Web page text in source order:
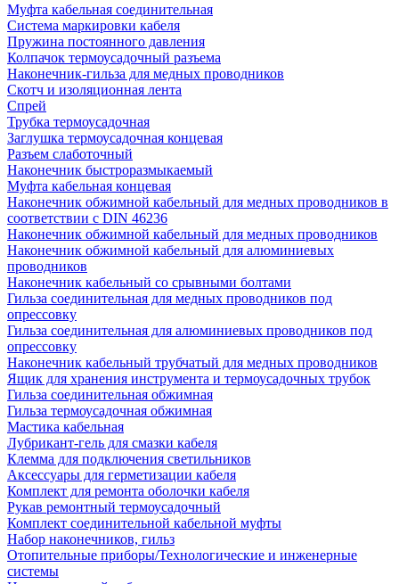
Муфта кабельная соединительная
Система маркировки кабеля
Пружина постоянного давления
Колпачок термоусадочный разъема
Наконечник-гильза для медных проводников
Скотч и изоляционная лента
Спрей
Трубка термоусадочная
Заглушка термоусадочная концевая
Разъем слаботочный
Наконечник быстроразмыкаемый
Муфта кабельная концевая
Наконечник обжимной кабельный для медных проводников в
соответствии с DIN 46236
Наконечник обжимной кабельный для медных проводников
Наконечник обжимной кабельный для алюминиевых
проводников
Наконечник кабельный со срывными болтами
Гильза соединительная для медных проводников под
опрессовку
Гильза соединительная для алюминиевых проводников под
опрессовку
Наконечник кабельный трубчатый для медных проводников
Ящик для хранения инструмента и термоусадочных трубок
Гильза соединительная обжимная
Гильза термоусадочная обжимная
Мастика кабельная
Лубрикант-гель для смазки кабеля
Клемма для подключения светильников
Аксессуары для герметизации кабеля
Комплект для ремонта оболочки кабеля
Рукав ремонтный термоусадочный
Комплект соединительной кабельной муфты
Набор наконечников, гильз
Отопительные приборы/Технологические и инженерные
системы